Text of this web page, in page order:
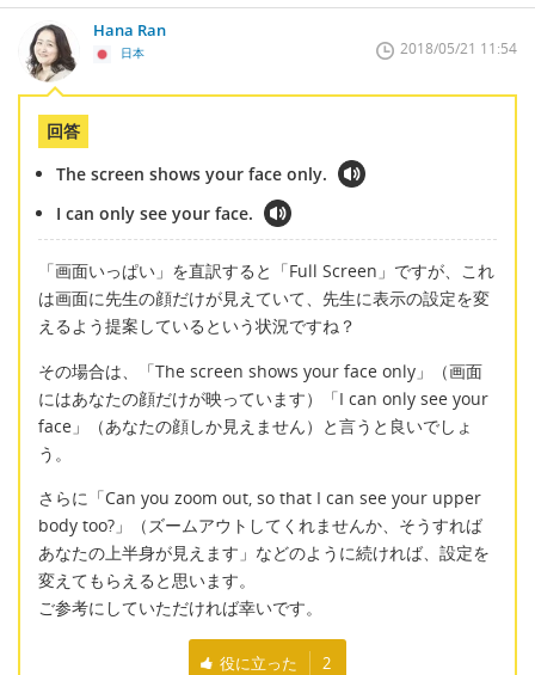
Hana Ran
日本 2018/05/21 11:54
回答
The screen shows your face only.
I can only see your face.
「画面いっぱい」を直訳すると「Full Screen」ですが、これ
は画面に先生の顔だけが見えていて、先生に表示の設定を変
えるよう提案しているという状況ですね？
その場合は、「The screen shows your face only」（画面
にはあなたの顔だけが映っています）「I can only see your
face」（あなたの顔しか見えません）と言うと良いでしょ
う。
さらに「Can you zoom out, so that I can see your upper
body too?」（ズームアウトしてくれませんか、そうすれば
あなたの上半身が見えます」などのように続ければ、設定を
変えてもらえると思います。
ご参考にしていただければ幸いです。
役に立った 2